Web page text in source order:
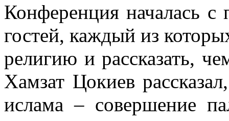
Конференция началась с
гостей, каждый из
религию и рассказать,
Хамзат Цокиев
ислама – совершение